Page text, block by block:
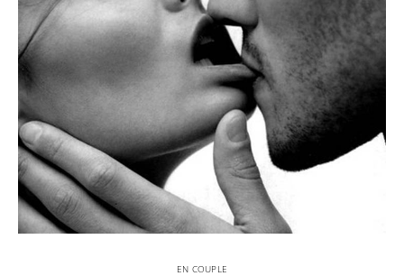
EN COUPLE